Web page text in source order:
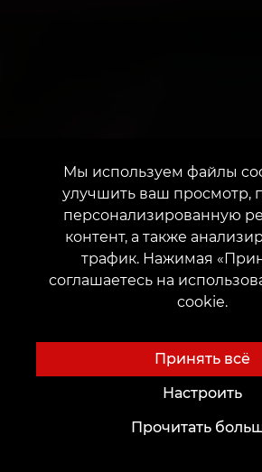
Мы используем файлы
улучшить ваш просмотр,
персонализированную
контент, а также
трафик. Нажимая
соглашаетесь на
cookie.
Принять всё
Настроить
Прочитать